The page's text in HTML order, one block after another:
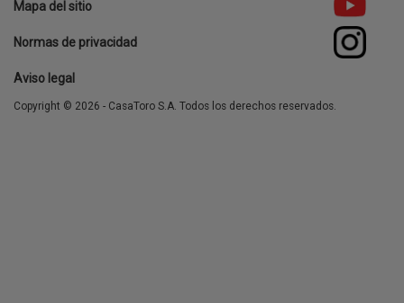
menu
Mapa del sitio
Normas de privacidad
Aviso legal
Copyright © 2026 - CasaToro S.A. Todos los derechos reservados.